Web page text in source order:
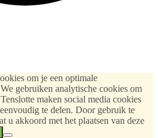
om je een optimale
gebruiken analytische cookies om
maken social media cookies
te delen. Door gebruik te
u akkoord met het plaatsen van deze